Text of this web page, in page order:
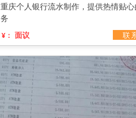
重庆个人银行流水制作，提供热情贴
务
¥： 面议 联